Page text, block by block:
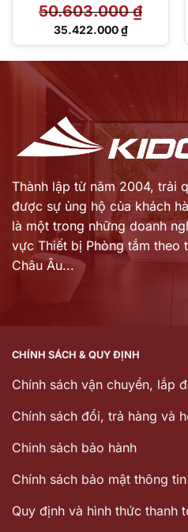
TCF47360GAA
50.603.000₫
Giá
35.422.000₫
Giá
Thành lập từ năm 2004, trải
được sự ủng hộ của khách
là một trong những doanh
vực Thiết bị Phòng tắm theo
Châu Âu...
CHÍNH SÁCH & QUY ĐỊNH
Chính sách vận chuyển, lắp
Chính sách đổi, trả hàng và
Chinh sách bảo hành
Chính sách bảo mật thông tin
Quy định và hình thức thanh